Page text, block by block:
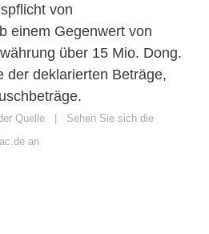
von
einem Gegenwert von
über 15 Mio. Dong.
der deklarierten Beträge,
Quelle | Sehen Sie sich die
an